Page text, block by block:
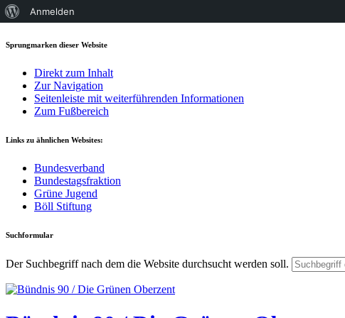
Sprungmarken dieser Website
Direkt zum Inhalt
Zur Navigation
Seitenleiste mit weiterführenden Informationen
Zum Fußbereich
Links zu ähnlichen Websites:
Bundesverband
Bundestagsfraktion
Grüne Jugend
Böll Stiftung
Suchformular
Der Suchbegriff nach dem die Website durchsucht werden soll.
Über
Anmelden